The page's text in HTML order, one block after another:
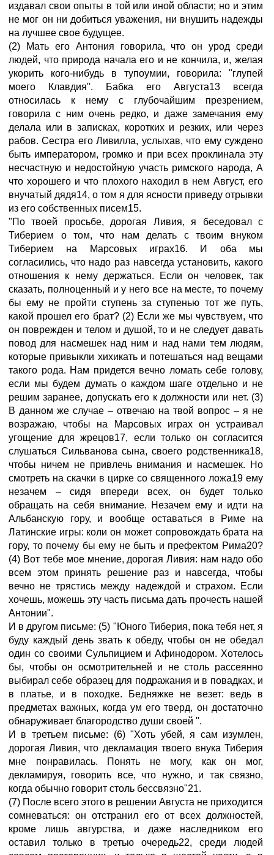
издавал свои опыты в той или иной области; но и этим
не мог он ни добиться уважения, ни внушить надежды
на лучшее свое будущее.
(2) Мать его Антония говорила, что он урод среди
людей, что природа начала его и не кончила, и, желая
укорить кого-нибудь в тупоумии, говорила: "глупей
моего Клавдия". Бабка его Августа13 всегда
относилась к нему с глубочайшим презрением,
говорила с ним очень редко, и даже замечания ему
делала или в записках, коротких и резких, или через
рабов. Сестра его Ливилла, услыхав, что ему суждено
быть императором, громко и при всех проклинала эту
несчастную и недостойную участь римского народа, А
что хорошего и что плохого находил в нем Август, его
внучатый дядя14, о том я для ясности приведу отрывки
из его собственных писем15.
"По твоей просьбе, дорогая Ливия, я беседовал с
Тиберием о том, что нам делать с твоим внуком
Тиберием на Марсовых играх16. И оба мы
согласились, что надо раз навсегда установить, какого
отношения к нему держаться. Если он человек, так
сказать, полноценный и у него все на месте, то почему
бы ему не пройти ступень за ступенью тот же путь,
какой прошел его брат? (2) Если же мы чувствуем, что
он поврежден и телом и душой, то и не следует давать
повод для насмешек над ним и над нами тем людям,
которые привыкли хихикать и потешаться над вещами
такого рода. Нам придется вечно ломать себе голову,
если мы будем думать о каждом шаге отдельно и не
решим заранее, допускать его к должности или нет. (3)
В данном же случае – отвечаю на твой вопрос – я не
возражаю, чтобы на Марсовых играх он устраивал
угощение для жрецов17, если только он согласится
слушаться Сильванова сына, своего родственника18,
чтобы ничем не привлечь внимания и насмешек. Но
смотреть на скачки в цирке со священного ложа19 ему
незачем – сидя впереди всех, он будет только
обращать на себя внимание. Незачем ему и идти на
Альбанскую гору, и вообще оставаться в Риме на
Латинские игры: коли он может сопровождать брата на
гору, то почему бы ему не быть и префектом Рима20?
(4) Вот тебе мое мнение, дорогая Ливия: нам надо обо
всем этом принять решение раз и навсегда, чтобы
вечно не трястись между надеждой и страхом. Если
хочешь, можешь эту часть письма дать прочесть нашей
Антонии".
И в другом письме: (5) "Юного Тиберия, пока тебя нет, я
буду каждый день звать к обеду, чтобы он не обедал
один со своими Сульпицием и Афинодором. Хотелось
бы, чтобы он осмотрительней и не столь рассеянно
выбирал себе образец для подражания и в повадках, и
в платье, и в походке. Бедняжке не везет: ведь в
предметах важных, когда ум его тверд, он достаточно
обнаруживает благородство души своей ".
И в третьем письме: (6) "Хоть убей, я сам изумлен,
дорогая Ливия, что декламация твоего внука Тиберия
мне понравилась. Понять не могу, как он мог,
декламируя, говорить все, что нужно, и так связно,
когда обычно говорит столь бессвязно"21.
(7) После всего этого в решении Августа не приходится
сомневаться: он отстранил его от всех должностей,
кроме лишь авгурства, и даже наследником его
оставил только в третью очередь22, среди людей